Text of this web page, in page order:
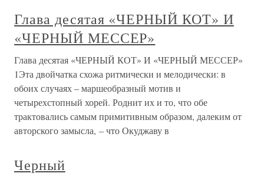
Глава десятая «ЧЕРНЫЙ КОТ» И
«ЧЕРНЫЙ МЕССЕР»
Глава десятая «ЧЕРНЫЙ КОТ» И «ЧЕРНЫЙ МЕССЕР»
1Эта двойчатка схожа ритмически и мелодически: в
обоих случаях – маршеобразный мотив и
четырехстопный хорей. Роднит их и то, что обе
трактовались самым примитивным образом, далеким от
авторского замысла, – что Окуджаву в
Черный